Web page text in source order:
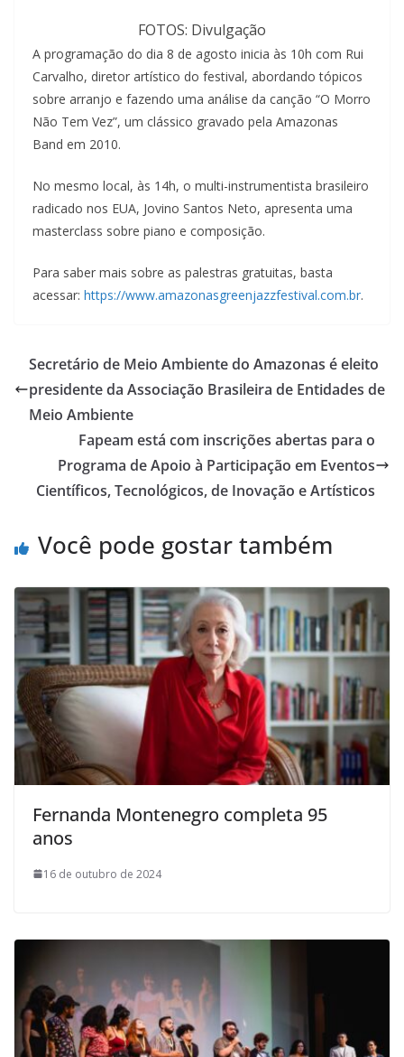
FOTOS: Divulgação
A programação do dia 8 de agosto inicia às 10h com Rui
Carvalho, diretor artístico do festival, abordando tópicos
sobre arranjo e fazendo uma análise da canção “O Morro
Não Tem Vez”, um clássico gravado pela Amazonas
Band em 2010.
No mesmo local, às 14h, o multi-instrumentista brasileiro
radicado nos EUA, Jovino Santos Neto, apresenta uma
masterclass sobre piano e composição.
Para saber mais sobre as palestras gratuitas, basta
acessar: https://www.amazonasgreenjazzfestival.com.br.
Secretário de Meio Ambiente do Amazonas é eleito
presidente da Associação Brasileira de Entidades de
Meio Ambiente
Fapeam está com inscrições abertas para o
Programa de Apoio à Participação em Eventos
Científicos, Tecnológicos, de Inovação e Artísticos
Você pode gostar também
Fernanda Montenegro completa 95
anos
16 de outubro de 2024